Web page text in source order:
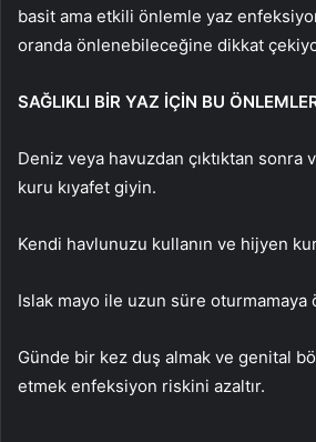
basit ama etkili önlemle yaz
oranda önlenebileceğine dikkat
SAĞLIKLI BİR YAZ İÇİN BU
Deniz veya havuzdan çıktıktan sonra
kuru kıyafet giyin.
Kendi havlunuzu kullanın ve hijyen
Islak mayo ile uzun süre oturmamaya
Günde bir kez duş almak ve genital
etmek enfeksiyon riskini azaltır.